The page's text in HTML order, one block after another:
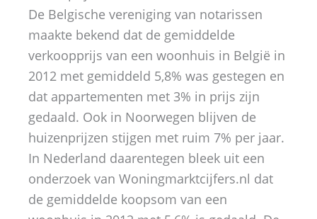
De Belgische vereniging van notarissen
maakte bekend dat de gemiddelde
verkoopprijs van een woonhuis in België in
2012 met gemiddeld 5,8% was gestegen en
dat appartementen met 3% in prijs zijn
gedaald. Ook in Noorwegen blijven de
huizenprijzen stijgen met ruim 7% per jaar.
In Nederland daarentegen bleek uit een
onderzoek van Woningmarktcijfers.nl dat
de gemiddelde koopsom van een